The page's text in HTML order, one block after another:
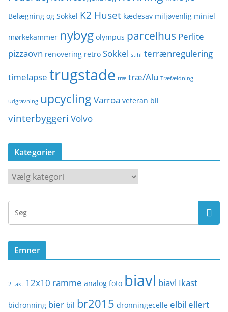
Belægning og Sokkel K2 Huset kædesav miljøvenlig miniel
mørkekammer nybyg olympus parcelhus Perlite
pizzaovn renovering retro Sokkel stihl terrænregulering
timelapse trugstade træ træ/Alu Træfældning
udgravning upcycling Varroa veteran bil
vinterbyggeri Volvo
Kategorier
K
a
t
g
r
Emner
2-takt 12x10 ramme analog foto biavl biavl Ikast
bidronning bier bil br2015 dronningecelle elbil ellert